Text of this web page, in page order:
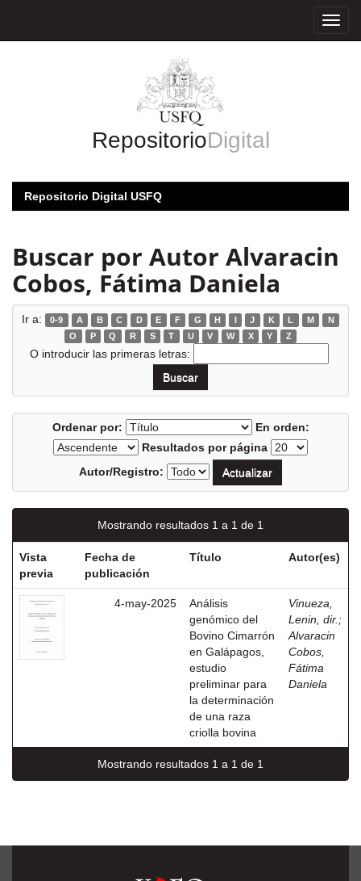
RepositorioDigital
Repositorio Digital USFQ
Buscar por Autor Alvaracin
Cobos, Fátima Daniela
Ir a: 0-9 A B C D E F G H I J K L M
N
O
P Q R S T U V W X Y Z
O introducir las primeras letras:
Ordenar por:
En orden:
Resultados por página
Autor/Registro:
Mostrando resultados 1 a 1 de 1
Vista
previa
Fecha de
publicación
Título Autor(es)
4-may-2025
Análisis
genómico del
Bovino Cimarrón
en Galápagos,
estudio
preliminar para
la determinación
de una raza
criolla bovina
Vinueza,
Lenin, dir. ;
Alvaracin
Cobos,
Fátima
Daniela
Mostrando resultados 1 a 1 de 1